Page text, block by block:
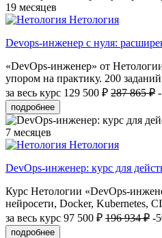
19 месяцев
Нетология
Devops-инженер с нуля:
«DevOps-инженер» от
упором на практику. 200
за весь курс 129 500 ₽ 287 865 ₽
подробнее
7 месяцев
Нетология
DevOps-инженер: курс для
Курс Нетологии «DevOps-
нейросети, Docker, Kubernetes,
за весь курс 97 500 ₽ 196 934 ₽ -
подробнее